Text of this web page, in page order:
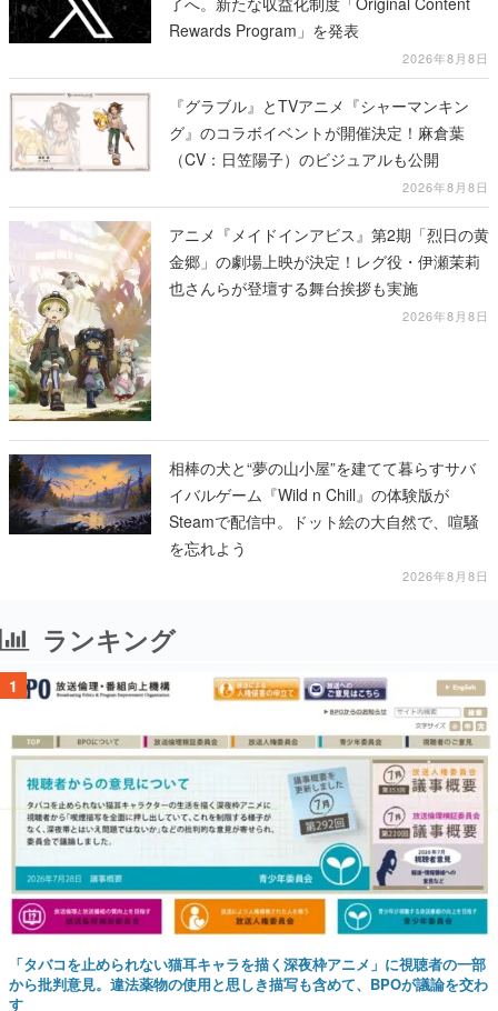
Rewards Program」を発表
2026年8月8日
『グラブル』とTVアニメ『シャーマンキン
グ』のコラボイベントが開催決定！麻倉葉
（CV：日笠陽子）のビジュアルも公開
2026年8月8日
アニメ『メイドインアビス』第2期「烈日の黄
金郷」の劇場上映が決定！レグ役・伊瀬茉莉
也さんらが登壇する舞台挨拶も実施
2026年8月8日
相棒の犬と“夢の山小屋”を建てて暮らすサバ
イバルゲーム『Wild n Chill』の体験版が
Steamで配信中。ドット絵の大自然で、喧騒
を忘れよう
2026年8月8日
ランキング
1
「タバコを止められない猫耳キャラを描く深夜枠アニメ」に視聴者の一部
から批判意見。違法薬物の使用と思しき描写も含めて、BPOが議論を交わ
す